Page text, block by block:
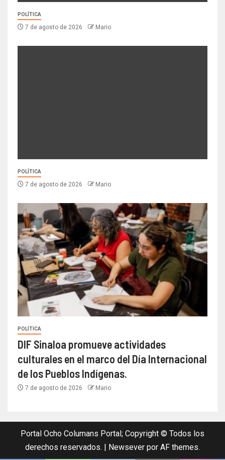
POLÍTICA
7 de agosto de 2026 Mario
POLÍTICA
7 de agosto de 2026 Mario
POLÍTICA
DIF Sinaloa promueve actividades
culturales en el marco del Día Internacional
de los Pueblos Indígenas.
7 de agosto de 2026 Mario
Portal Ocho Columans Portal; Copyright © Todos los
derechos reservados. | Newsever por AF themes.